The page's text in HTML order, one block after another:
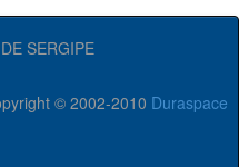
SERGIPE
© 2002-2010 Duraspace